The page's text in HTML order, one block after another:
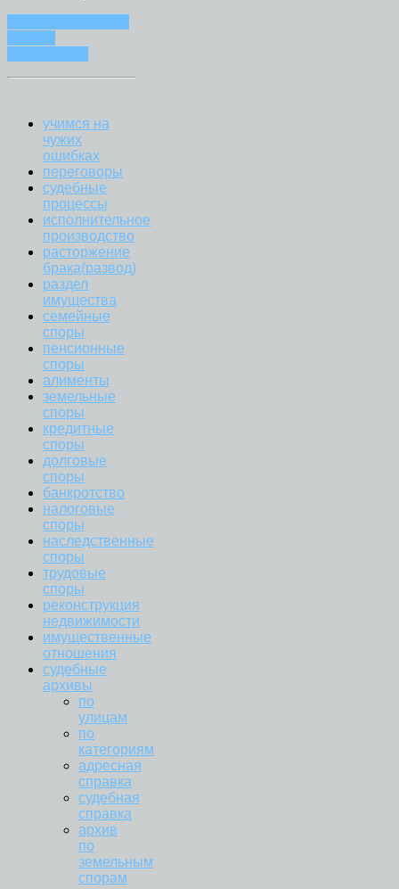
учимся на
чужих
ошибках
переговоры
судебные
процессы
исполнительное
производство
расторжение
брака(развод)
раздел
имущества
семейные
споры
пенсионные
споры
алименты
земельные
споры
кредитные
споры
долговые
споры
банкротство
налоговые
споры
наследственные
споры
трудовые
споры
реконструкция
недвижимости
имущественные
отношения
судебные
архивы
по
улицам
по
категориям
адресная
справка
судебная
справка
архив
по
земельным
спорам